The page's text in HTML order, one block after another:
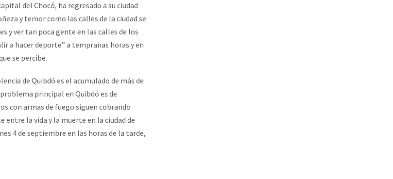
del Chocó, ha regresado a su ciudad
y temor como las calles de la ciudad se
y ver tan poca gente en las calles de los
a hacer deporte” a tempranas horas y en
se percibe.
de Quibdó es el acumulado de más de
principal en Quibdó es de
con armas de fuego siguen cobrando
entre la vida y la muerte en la ciudad de
4 de septiembre en las horas de la tarde,